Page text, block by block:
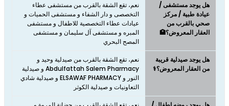
هل يوجد مستشفى /
عيادة طبية / مركز
صحي بالقرب من
العقار المعروض؟🏥
نعم، تقع الشقة بالقرب من مستشفى عطاء
التخصصى و دار الشفاء و مستشفى الحميات و
عيادات عطاء التخصصية للاطفال و مستشفى
المبره و مستشفى آل سليمان و مستشفى
المصح البحري
هل يوجد صيدلية قريبة
من العقار المعروض؟⚕️
نعم، تقع الشقة بالقرب من صيدلية وحيد و
Abdulfattah Salem Pharmacy و صيدلية
النور و ELSAWAF PHARMACY و صيدلية شادي
التعاونيات و صيدلية الكوثر